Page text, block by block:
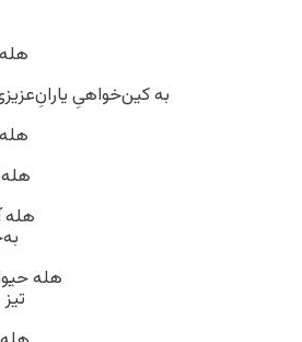
به کین‌خواهیِ یارانِ‌عزیزی که در ۱۶ آذر ۱۳۳۲ در
هله
هله